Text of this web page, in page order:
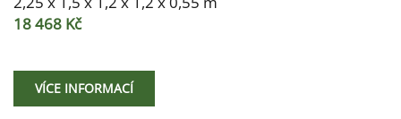
18 468 Kč
VÍCE INFORMACÍ